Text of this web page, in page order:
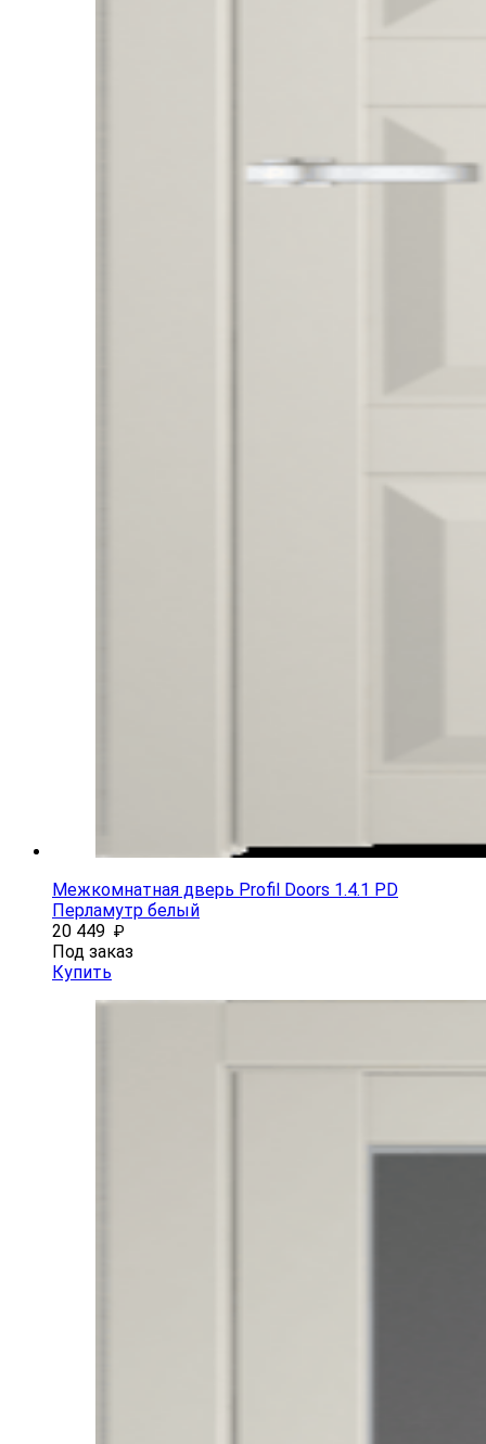
Межкомнатная дверь Profil Doors 1.4.1 PD
Перламутр белый
20 449 ₽
Под заказ
Купить